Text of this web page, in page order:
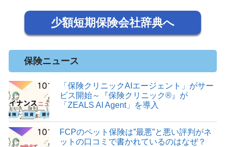
少額短期保険会社辞典へ
保険ニュース
「保険クリニックAIエージェント」がサー
ビス開始～『保険クリニック®』が
「ZEALS AI Agent」を導入
FCPのペット保険は”最悪”と悪い評判がネ
ットの口コミで書かれているのはなぜ？